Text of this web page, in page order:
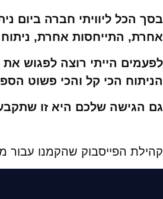
בסך הכל ליוויתי חברה ביום
אחרת, התייחסות אחרת,
לפעמים הייתי רוצה לפגוש
הניתוח הכי קל והכי פשוט
גם הגישה שלכם היא זו
קהילת הפייסבוק שהקמנו עבור